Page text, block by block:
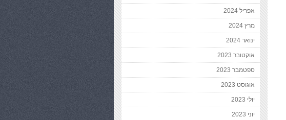
אפריל 2024
מרץ 2024
ינואר 2024
אוקטובר 2023
ספטמבר 2023
אוגוסט 2023
יולי 2023
יוני 2023